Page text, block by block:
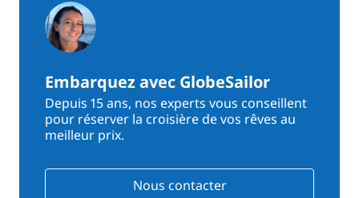
Embarquez avec GlobeSailor
Depuis 15 ans, nos experts vous conseillent
pour réserver la croisière de vos rêves au
meilleur prix.
Nous contacter